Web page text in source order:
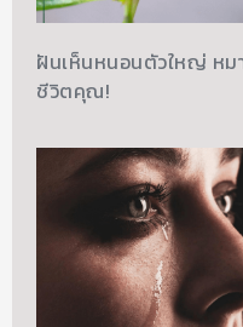
ฝันเห็นหนอนตัวใหญ่ หม
ชีวิตคุณ!